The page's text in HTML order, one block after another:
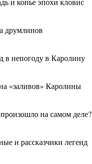
друмлинов
в непогоду в Каролину
«заливов» Каролины
на самом деле?
и рассказчики легенд